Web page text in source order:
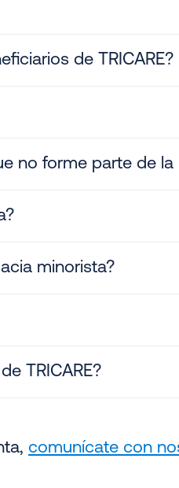
de TRICARE?
no forme parte de la
minorista?
TRICARE?
comunícate con